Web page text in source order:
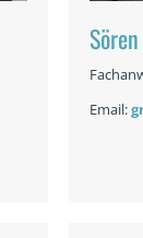
Email: